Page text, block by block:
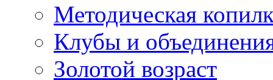
Методическая
Клубы и
Золотой возраст